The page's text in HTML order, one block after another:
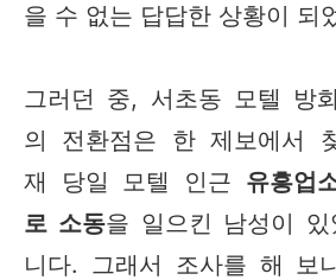
을 수 없는 답답한 상황이 되
그러던 중, 서초동 모텔 방
의 전환점은 한 제보에서
재 당일 모텔 인근 유흥업
로 소동을 일으킨 남성이 있
니다. 그래서 조사를 해 보